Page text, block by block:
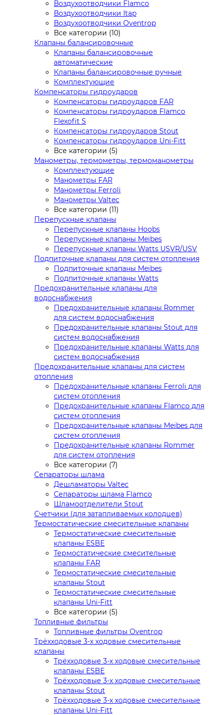
Воздухоотводчики Flamco
Воздухоотводчики Itap
Воздухоотводчики Oventrop
Все категории (10)
Клапаны балансировочные
Клапаны балансировочные
автоматические
Клапаны балансировочные ручные
Комплектующие
Компенсаторы гидроударов
Компенсаторы гидроударов FAR
Компенсаторы гидроударов Flamco
Flexofit S
Компенсаторы гидроударов Stout
Компенсаторы гидроударов Uni-Fitt
Все категории (5)
Манометры, термометры, термоманометры
Комплектующие
Манометры FAR
Манометры Ferroli
Манометры Valtec
Все категории (11)
Перепускные клапаны
Перепускные клапаны Hoobs
Перепускные клапаны Meibes
Перепускные клапаны Watts USVR/USV
Подпиточные клапаны для систем отопления
Подпиточные клапаны Meibes
Подпиточные клапаны Watts
Предохранительные клапаны для
водоснабжения
Предохранительные клапаны Rommer
для систем водоснабжения
Предохранительные клапаны Stout для
систем водоснабжения
Предохранительные клапаны Watts для
систем водоснабжения
Предохранительные клапаны для систем
отопления
Предохранительные клапаны Ferroli для
систем отопления
Предохранительные клапаны Flamco для
систем отопления
Предохранительные клапаны Meibes для
систем отопления
Предохранительные клапаны Rommer
для систем отопления
Все категории (7)
Сепараторы шлама
Дешламаторы Valtec
Сепараторы шлама Flamco
Шламоотделители Stout
Счетчики (для затапливаемых колодцев)
Термостатические смесительные клапаны
Термостатические смесительные
клапаны ESBE
Термостатические смесительные
клапаны FAR
Термостатические смесительные
клапаны Stout
Термостатические смесительные
клапаны Uni-Fitt
Все категории (5)
Топливные фильтры
Топливные фильтры Oventrop
Трёхходовые 3-х ходовые смесительные
клапаны
Трёхходовые 3-х ходовые смесительные
клапаны ESBE
Трёхходовые 3-х ходовые смесительные
клапаны Stout
Трёхходовые 3-х ходовые смесительные
клапаны Uni-Fitt